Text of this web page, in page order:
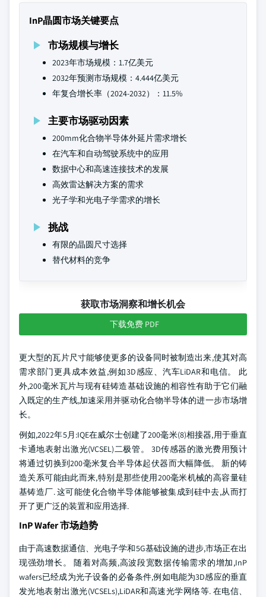
InP晶圆市场关键要点
市场规模与增长
2023年市场规模：1.7亿美元
2032年预测市场规模：4.444亿美元
年复合增长率（2024-2032）：11.5%
主要市场驱动因素
200mm化合物半导体外延片需求增长
在汽车和自动驾驶系统中的应用
数据中心和高速连接技术的发展
高效雷达解决方案的需求
光子学和光电子学需求的增长
挑战
有限的晶圆尺寸选择
替代材料的竞争
获取市场洞察和增长机会
下载免费 PDF
更大型的瓦片尺寸能够使更多的设备同时被制造出来,使其对高
需求部门更具成本效益,例如3D感应、汽车LiDAR和电信。 此
外,200毫米瓦片与现有硅铸造基础设施的相容性有助于它们融
入既定的生产线,加速采用并驱动化合物半导体的进一步市场增
长。
例如,2022年5月:IQE在威尔士创建了200毫米(8)相接器,用于垂直
卡通地表射出激光(VCSEL)二极管。 3D传感器的激光费用预计
将通过切换到200毫米复合半导体起伏器而大幅降低。 新的铸
造关系可能由此而来,特别是那些使用200毫米机械的高容量硅
基铸造厂. 这可能使化合物半导体能够被集成到硅中去,从而打
开了更广泛的装置和应用选择.
InP Wafer 市场趋势
由于高速数据通信、光电子学和5G基础设施的进步,市场正在出
现强劲增长。 随着对高频,高波段宽数据传输需求的增加,InP
wafers已经成为光子设备的必备条件,例如电能为3D感应的垂直
发光地表射出激光(VCSELs),LiDAR和高速光学网络等. 在电信、